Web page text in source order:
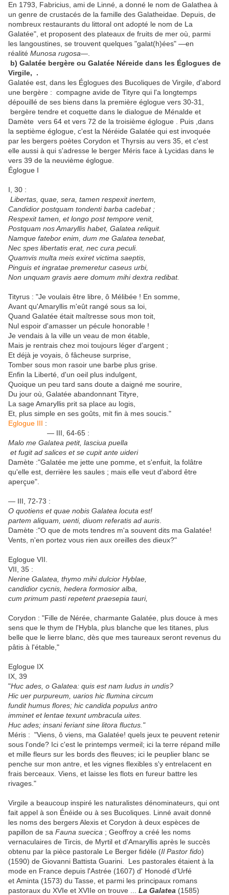
En 1793, Fabricius, ami de Linné, a donné le nom de Galathea à
un genre de crustacés de la famille des Galatheidae. Depuis, de
nombreux restaurants du littoral ont adopté le nom de La
Galatée", et proposent des plateaux de fruits de mer où, parmi
les langoustines, se trouvent quelques "galat(h)ées" —en
réalité Munosa rugosa—.
b) Galatée bergère ou Galatée Néreide dans les Églogues de
Virgile, .
Galatée est, dans les Églogues des Bucoliques de Virgile, d'abord
une bergère : compagne avide de Tityre qui l'a longtemps
dépouillé de ses biens dans la première églogue vers 30-31,
bergère tendre et coquette dans le dialogue de Ménalde et
Damète vers 64 et vers 72 de la troisième églogue . Puis ,dans
la septième églogue, c'est la Néréide Galatée qui est invoquée
par les bergers poètes Corydon et Thyrsis au vers 35, et c'est
elle aussi à qui s'adresse le berger Méris face à Lycidas dans le
vers 39 de la neuvième églogue.
Églogue I
I, 30 :
Libertas, quae, sera, tamen respexit inertem,
Candidior postquam tondenti barba cadebat ;
Respexit tamen, et longo post tempore venit,
Postquam nos Amaryllis habet, Galatea reliquit.
Namque fatebor enim, dum me Galatea tenebat,
Nec spes libertatis erat, nec cura peculi.
Quamvis multa meis exiret victima saeptis,
Pinguis et ingratae premeretur caseus urbi,
Non unquam gravis aere domum mihi dextra redibat.
Tityrus : "Je voulais être libre, ô Mélibée ! En somme,
Avant qu'Amaryllis m'eût rangé sous sa loi,
Quand Galatée était maîtresse sous mon toit,
Nul espoir d'amasser un pécule honorable !
Je vendais à la ville un veau de mon étable,
Mais je rentrais chez moi toujours léger d'argent ;
Et déjà je voyais, ô fâcheuse surprise,
Tomber sous mon rasoir une barbe plus grise.
Enfin la Liberté, d'un oeil plus indulgent,
Quoique un peu tard sans doute a daigné me sourire,
Du jour où, Galatée abandonnant Tityre,
La sage Amaryllis prit sa place au logis,
Et, plus simple en ses goûts, mit fin à mes soucis."
Eglogue III :
— III, 64-65 :
Malo me Galatea petit, lasciua puella
et fugit ad salices et se cupit ante uideri
Damète :"Galatée me jette une pomme, et s'enfuit, la folâtre
qu'elle est, derrière les saules ; mais elle veut d'abord être
aperçue".
— III, 72-73 :
O quotiens et quae nobis Galatea locuta est!
partem aliquam, uenti, diuom referatis ad auris
Damète :"O que de mots tendres m'a souvent dits ma Galatée!
Vents, n'en portez vous rien aux oreilles des dieux?"
Eglogue VII.
VII, 35 :
Nerine Galatea, thymo mihi dulcior Hyblae,
candidior cycnis, hedera formosior alba,
cum primum pasti repetent praesepia tauri,
Corydon : "Fille de Nérée, charmante Galatée, plus douce à mes
sens que le thym de l'Hybla, plus blanche que les titanes, plus
belle que le lierre blanc, dès que mes taureaux seront revenus du
pâtis à l'étable,"
Eglogue IX
IX, 39
"Huc ades, o Galatea: quis est nam ludus in undis?
Hic uer purpureum, uarios hic flumina circum
fundit humus flores; hic candida populus antro
imminet et lentae texunt umbracula uites.
Huc ades; insani feriant sine litora fluctus."
Méris : "Viens, ô viens, ma Galatée! quels jeux te peuvent retenir
sous l'onde? Ici c'est le printemps vermeil; ici la terre répand mille
et mille fleurs sur les bords des fleuves; ici le peuplier blanc se
penche sur mon antre, et les vignes flexibles s'y entrelacent en
frais berceaux. Viens, et laisse les flots en fureur battre les
rivages."
Virgile a beaucoup inspiré les naturalistes dénominateurs, qui ont
fait appel à son Énéide ou à ses Bucoliques. Linné avait donné
les noms des bergers Alexis et Corydon à deux espèces de
papillon de sa Fauna suecica ; Geoffroy a créé les noms
vernaculaires de Tircis, de Myrtil et d'Amaryllis après le succès
obtenu par la pièce pastorale Le Berger fidèle (Il Pastor fido)
(1590) de Giovanni Battista Guarini. Les pastorales étaient à la
mode en France depuis l'Astrée (1607) d' Honodé d'Urfé
et Aminta (1573) du Tasse, et parmi les principaux romans
pastoraux du XVIe et XVIIe on trouve ...
La Galatea (1585)